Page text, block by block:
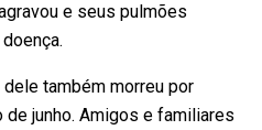
e seus pulmões
dele também morreu por
junho. Amigos e familiares